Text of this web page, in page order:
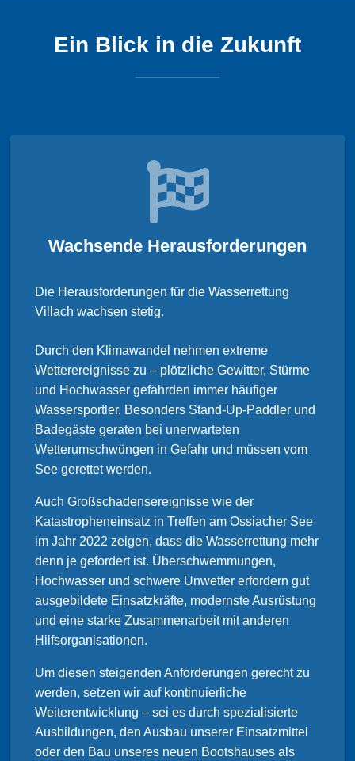
Ein Blick in die Zukunft
Wachsende Herausforderungen
Die Herausforderungen für die Wasserrettung
Villach wachsen stetig.
Durch den Klimawandel nehmen extreme
Wetterereignisse zu – plötzliche Gewitter, Stürme
und Hochwasser gefährden immer häufiger
Wassersportler. Besonders Stand-Up-Paddler und
Badegäste geraten bei unerwarteten
Wetterumschwüngen in Gefahr und müssen vom
See gerettet werden.
Auch Großschadensereignisse wie der
Katastropheneinsatz in Treffen am Ossiacher See
im Jahr 2022 zeigen, dass die Wasserrettung mehr
denn je gefordert ist. Überschwemmungen,
Hochwasser und schwere Unwetter erfordern gut
ausgebildete Einsatzkräfte, modernste Ausrüstung
und eine starke Zusammenarbeit mit anderen
Hilfsorganisationen.
Um diesen steigenden Anforderungen gerecht zu
werden, setzen wir auf kontinuierliche
Weiterentwicklung – sei es durch spezialisierte
Ausbildungen, den Ausbau unserer Einsatzmittel
oder den Bau unseres neuen Bootshauses als